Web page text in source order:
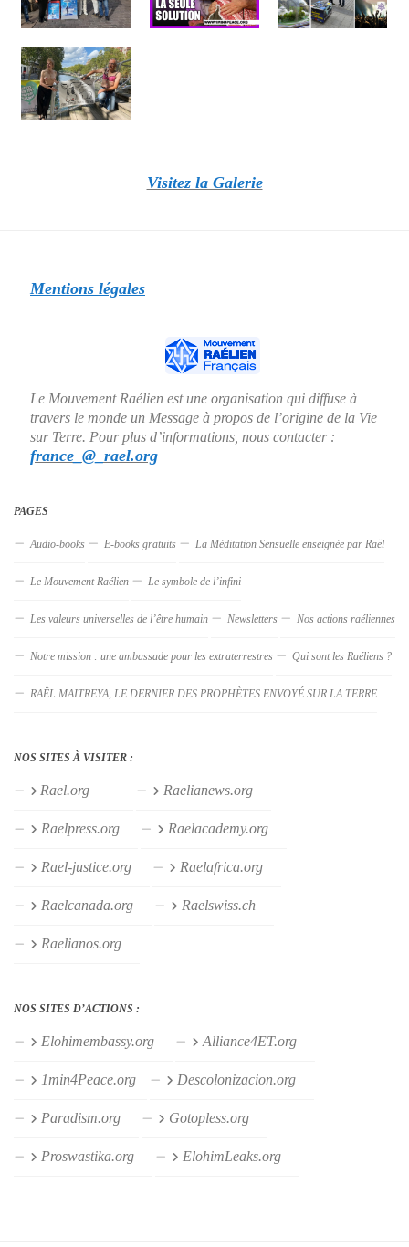
Visitez la Galerie
Mentions légales
Le Mouvement Raélien est une organisation qui diffuse à
travers le monde un Message à propos de l’origine de la Vie
sur Terre. Pour plus d’informations, nous contacter :
france_@_rael.org
PAGES
Audio-books E-books gratuits La Méditation Sensuelle enseignée par Raël
Le Mouvement Raélien Le symbole de l’infini
Les valeurs universelles de l’être humain Newsletters Nos actions raéliennes
Notre mission : une ambassade pour les extraterrestres Qui sont les Raéliens ?
RAËL MAITREYA, LE DERNIER DES PROPHÈTES ENVOYÉ SUR LA TERRE
NOS SITES À VISITER :
Rael.org Raelianews.org
Raelpress.org Raelacademy.org
Rael-justice.org Raelafrica.org
Raelcanada.org Raelswiss.ch
Raelianos.org
NOS SITES D’ACTIONS :
Elohimembassy.org Alliance4ET.org
1min4Peace.org Descolonizacion.org
Paradism.org Gotopless.org
Proswastika.org ElohimLeaks.org